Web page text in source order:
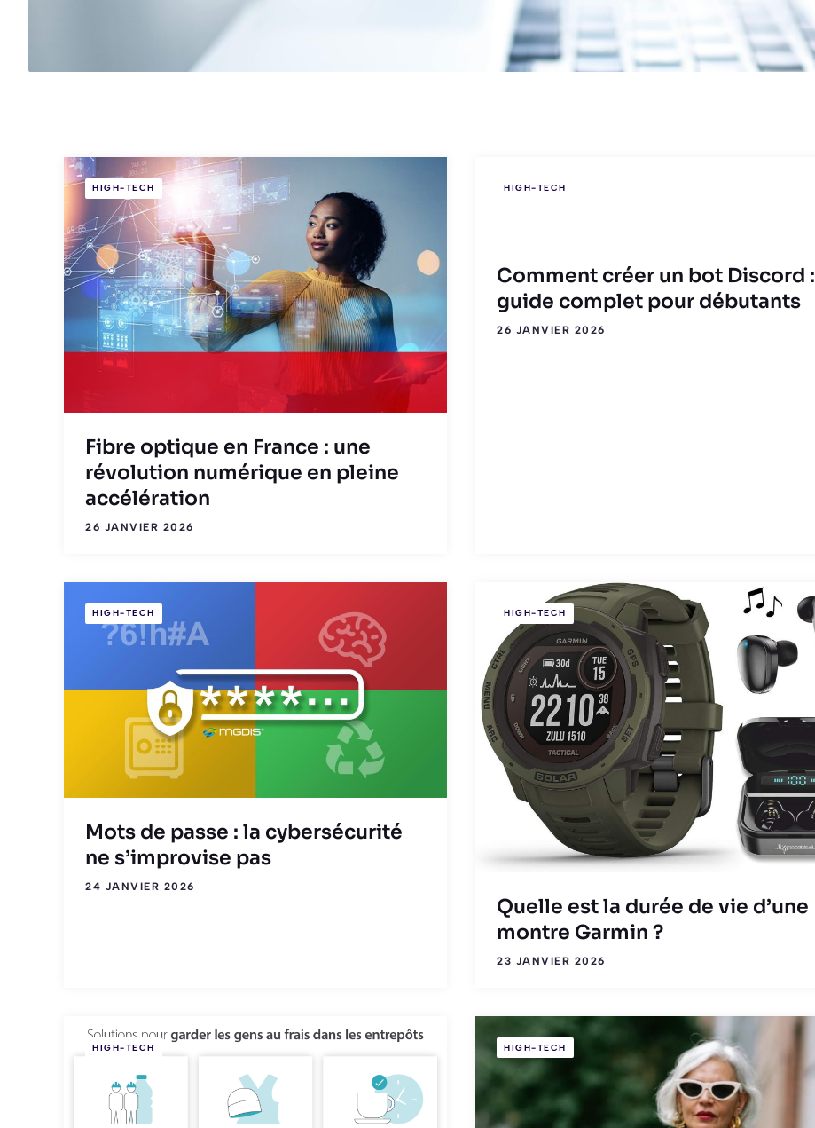
HIGH-TECH
Fibre optique en France : une
révolution numérique en pleine
accélération
26 JANVIER 2026
HIGH-TECH
Comment créer un bot Discord :
guide complet pour débutants
26 JANVIER 2026
HIGH-TECH
Mots de passe : la cybersécurité
ne s’improvise pas
24 JANVIER 2026
HIGH-TECH
Quelle est la durée de vie d’une
montre Garmin ?
23 JANVIER 2026
HIGH-TECH HIGH-TECH